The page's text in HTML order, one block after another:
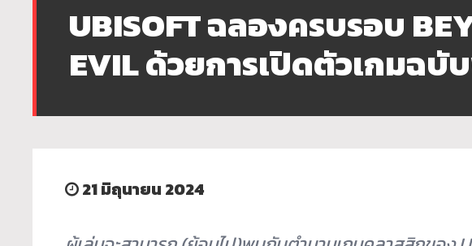
UBISOFT ฉลองครบรอบ
EVIL ด้วยการเปิดตัวเกมฉบั
21 มิถุนายน 2024